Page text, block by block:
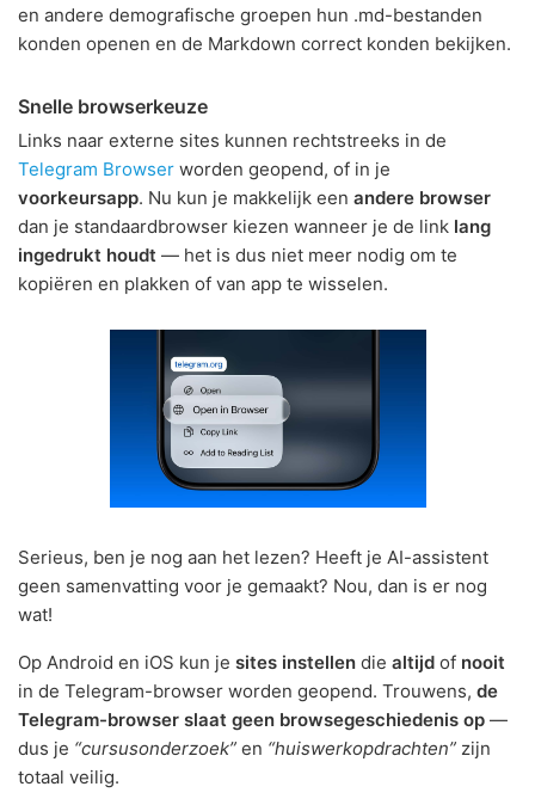
en andere demografische groepen hun .md-bestanden
konden openen en de Markdown correct konden bekijken.
Snelle browserkeuze
Links naar externe sites kunnen rechtstreeks in de
Telegram Browser worden geopend, of in je
voorkeursapp. Nu kun je makkelijk een andere browser
dan je standaardbrowser kiezen wanneer je de link lang
ingedrukt houdt — het is dus niet meer nodig om te
kopiëren en plakken of van app te wisselen.
Serieus, ben je nog aan het lezen? Heeft je AI-assistent
geen samenvatting voor je gemaakt? Nou, dan is er nog
wat!
Op Android en iOS kun je sites instellen die altijd of nooit
in de Telegram-browser worden geopend. Trouwens, de
Telegram-browser slaat geen browsegeschiedenis op —
dus je “cursusonderzoek” en “huiswerkopdrachten” zijn
totaal veilig.